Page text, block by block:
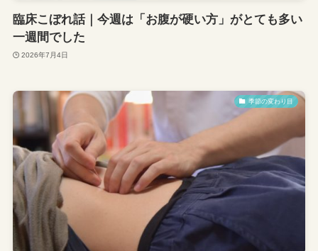
臨床こぼれ話｜今週は「お腹が硬い方」がとても多い
一週間でした
2026年7月4日
季節の変わり目